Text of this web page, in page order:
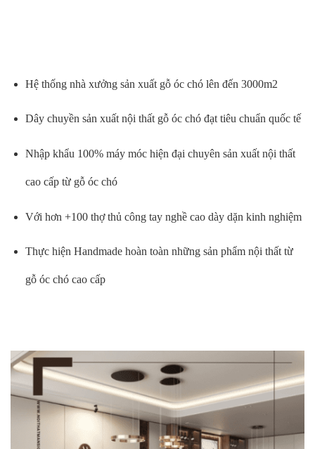
Hệ thống nhà xưởng sản xuất gỗ óc chó lên đến 3000m2
Dây chuyền sản xuất nội thất gỗ óc chó đạt tiêu chuẩn quốc tế
Nhập khẩu 100% máy móc hiện đại chuyên sản xuất nội thất
cao cấp từ gỗ óc chó
Với hơn +100 thợ thủ công tay nghề cao dày dặn kinh nghiệm
Thực hiện Handmade hoàn toàn những sản phẩm nội thất từ
gỗ óc chó cao cấp